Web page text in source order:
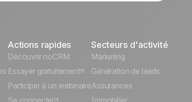
Actions rapides
Découvrir noCRM
Essayer gratuitement
Participer à un webinaire
Se connecter
Secteurs d'activité
Marketing
Génération de leads
Assurances
Immobilier